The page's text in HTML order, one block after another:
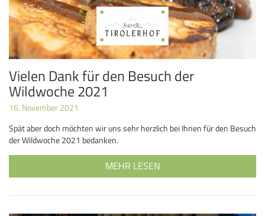
Vielen Dank für den Besuch der
Wildwoche 2021
16. November 2021
Spät aber doch möchten wir uns sehr herzlich bei Ihnen für den Besuch
der Wildwoche 2021 bedanken.
MEHR LESEN